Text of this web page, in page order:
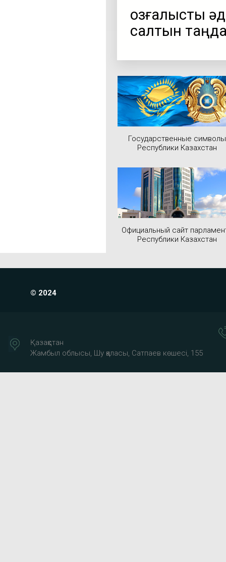
қозғалысты
салтын
Государственные символы
Республики Казахстан
Официальный сайт
Республики Казахстан
© 2024
Қазақстан
Жамбыл облысы, Шу қаласы, Сатпаев көшесі, 155